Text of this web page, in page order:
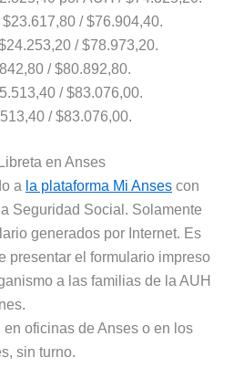
/ $76.904,40.
/ $78.973,20.
/ $80.892,80.
/ $83.076,00.
/ $83.076,00.
en Anses
a la plataforma Mi Anses con
Seguridad Social. Solamente
generados por Internet. Es
presentar el formulario impreso
a las familias de la AUH
en oficinas de Anses o en los
sin turno.